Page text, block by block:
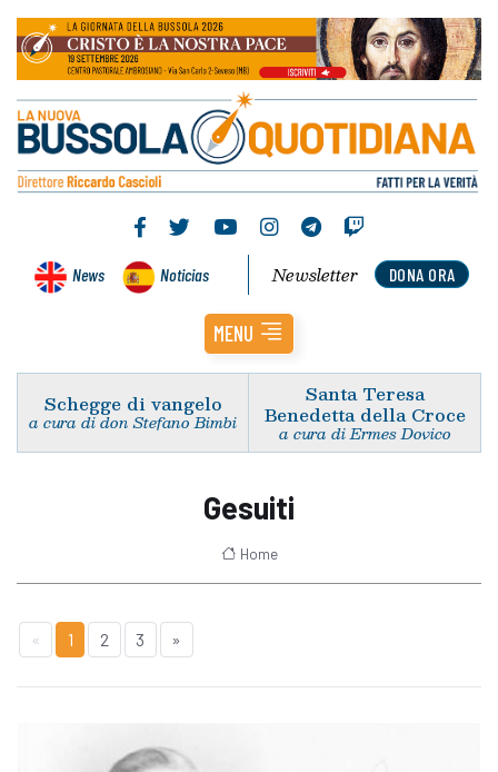
News Noticias DONA ORA
Newsletter
MENU
Schegge di vangelo
a cura di don Stefano Bimbi
Santa Teresa
Benedetta della Croce
a cura di Ermes Dovico
Gesuiti
Home
« 1 2 3 »